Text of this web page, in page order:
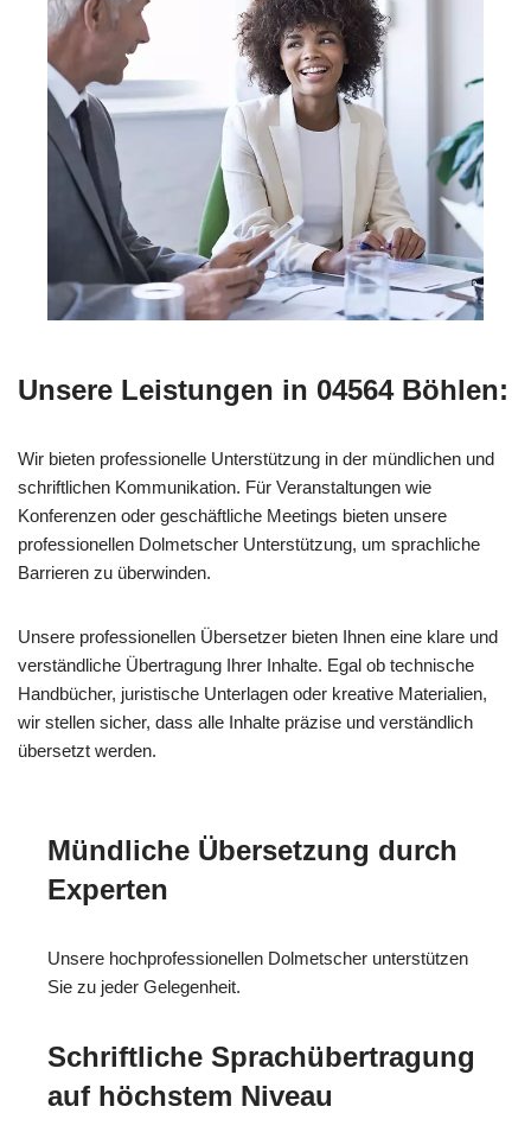
Unsere Leistungen in 04564 Böhlen:
Wir bieten professionelle Unterstützung in der mündlichen und
schriftlichen Kommunikation. Für Veranstaltungen wie
Konferenzen oder geschäftliche Meetings bieten unsere
professionellen Dolmetscher Unterstützung, um sprachliche
Barrieren zu überwinden.
Unsere professionellen Übersetzer bieten Ihnen eine klare und
verständliche Übertragung Ihrer Inhalte. Egal ob technische
Handbücher, juristische Unterlagen oder kreative Materialien,
wir stellen sicher, dass alle Inhalte präzise und verständlich
übersetzt werden.
Mündliche Übersetzung durch
Experten
Unsere hochprofessionellen Dolmetscher unterstützen
Sie zu jeder Gelegenheit.
Schriftliche Sprachübertragung
auf höchstem Niveau